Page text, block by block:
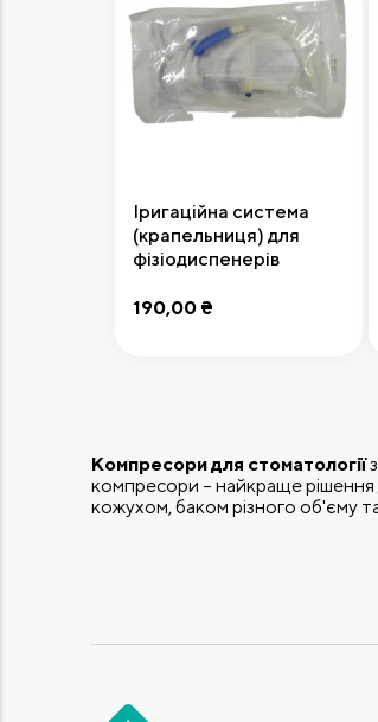
Іригаційна система
(крапельниця) для
фізіодиспенерів
190,00 ₴
Передзамовлення
Компресори для стоматології
компресори – найкраще рішення
кожухом, баком різного об'єму